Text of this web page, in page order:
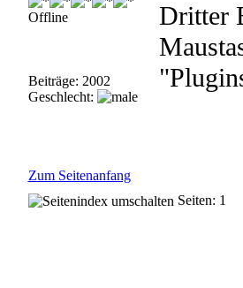
Offline
Beiträge: 2002
Geschlecht:
Dritter
Zum Seitenanfang
Seiten: 1